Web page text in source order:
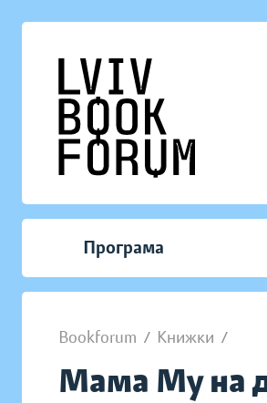
Програма
Bookforum / Книжки /
Мама Му на